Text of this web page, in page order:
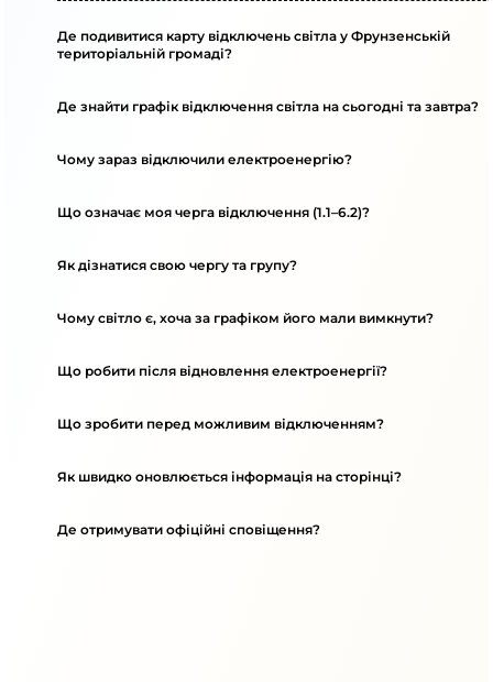
Де подивитися карту відключень світла у Фрунзенській
територіальній громаді?
Де знайти графік відключення світла на сьогодні та завтра?
Чому зараз відключили електроенергію?
Що означає моя черга відключення (1.1–6.2)?
Як дізнатися свою чергу та групу?
Чому світло є, хоча за графіком його мали вимкнути?
Що робити після відновлення електроенергії?
Що зробити перед можливим відключенням?
Як швидко оновлюється інформація на сторінці?
Де отримувати офіційні сповіщення?